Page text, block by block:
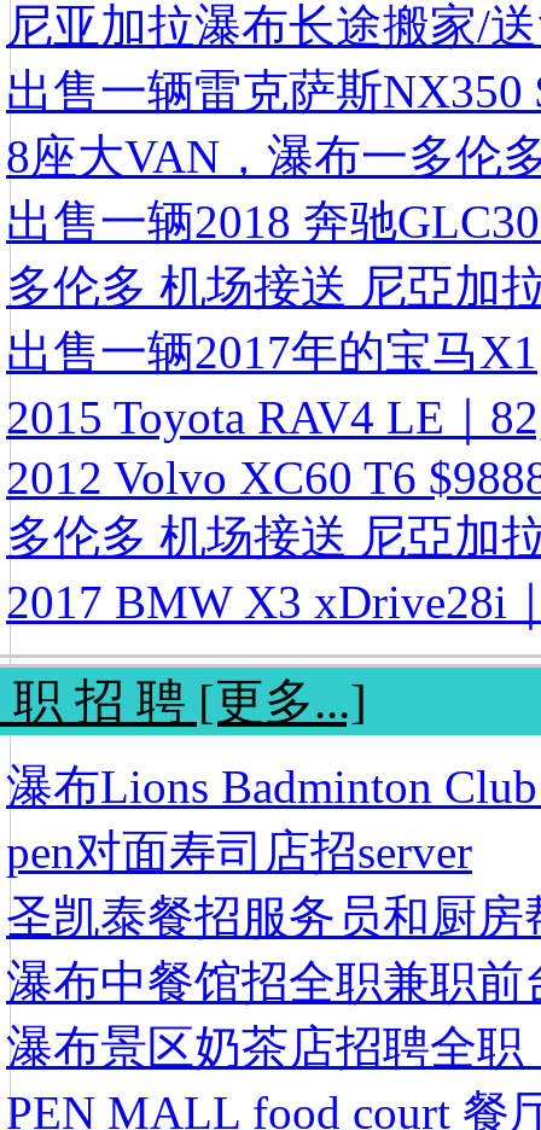
尼亚加拉瀑布长途搬家/
出售一辆雷克萨斯NX350
8座大VAN，瀑布一多伦
出售一辆2018 奔驰
多伦多 机场接送 尼亞加
出售一辆2017年的宝马X1
2015 Toyota RAV4 LE｜
2012 Volvo XC60 T6
多伦多 机场接送 尼亞加
2017 BMW X3 xDrive28i
职 招 聘 [更多...]
瀑布Lions Badminton
pen对面寿司店招server
圣凯泰餐招服务员和厨房
瀑布中餐馆招全职兼职前
瀑布景区奶茶店招聘全职
PEN MALL food court 餐